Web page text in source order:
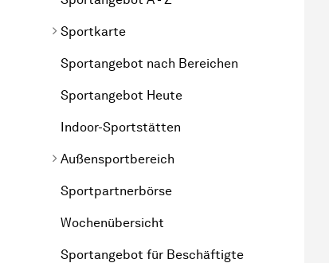
Sportkarte
Sportangebot nach Bereichen
Sportangebot Heute
Indoor-Sportstätten
Außensportbereich
Sportpartnerbörse
Wochenübersicht
Sportangebot für Beschäftigte